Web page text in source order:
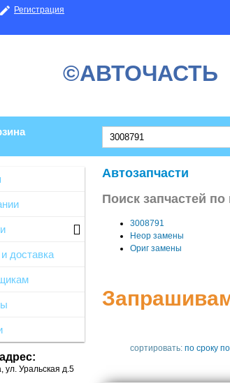
Регистрация
©АВТОЧАСТЬ
доставка
ул. Уральская д.5
Автозапчасти
Поиск запчастей
3008791
Неор замены
Ориг замены
сортировать: по сроку